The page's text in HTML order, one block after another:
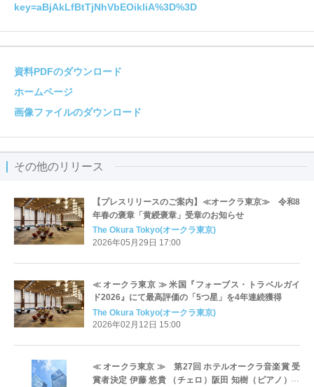
key=aBjAkLfBtTjNhVbEOikliA%3D%3D
資料PDFのダウンロード
ホームページ
画像ファイルのダウンロード
その他のリリース
【プレスリリースのご案内】≪オークラ東京≫ 令和8
年春の褒章「黄綬褒章」受章のお知らせ
The Okura Tokyo(オークラ東京)
2026年05月29日 17:00
≪ オークラ東京 ≫ 米国『フォーブス・トラベルガイ
ド2026』にて最高評価の「5つ星」を4年連続獲得
The Okura Tokyo(オークラ東京)
2026年02月12日 15:00
≪ オークラ東京 ≫ 第27回 ホテルオークラ音楽賞 受
賞者決定 伊藤 悠貴 （チェロ）阪田 知樹（ピアノ）授